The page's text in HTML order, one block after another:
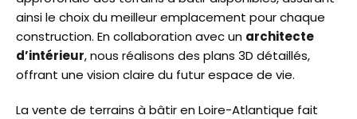
ainsi le choix du meilleur emplacement pour chaque
construction. En collaboration avec un architecte
d’intérieur, nous réalisons des plans 3D détaillés,
offrant une vision claire du futur espace de vie.
La vente de terrains à bâtir en Loire-Atlantique fait